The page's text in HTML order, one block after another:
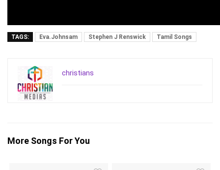
TAGS: Eva.Johnsam Stephen J Renswick Tamil Songs
christians
More Songs For You